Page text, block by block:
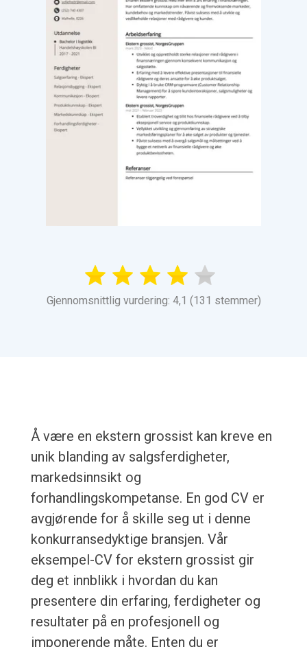
Gjennomsnittlig vurdering: 4,1 (131 stemmer)
Å være en ekstern grossist kan kreve en
unik blanding av salgsferdigheter,
markedsinnsikt og
forhandlingskompetanse. En god CV er
avgjørende for å skille seg ut i denne
konkurransedyktige bransjen. Vår
eksempel-CV for ekstern grossist gir
deg et innblikk i hvordan du kan
presentere din erfaring, ferdigheter og
resultater på en profesjonell og
imponerende måte. Enten du er